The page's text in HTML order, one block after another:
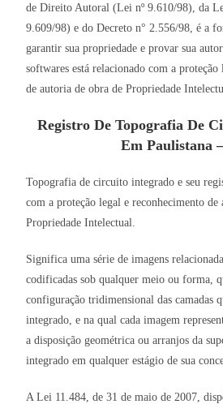
de Direito Autoral (Lei nº 9.610/98), da
9.609/98) e do Decreto n° 2.556/98, é a
garantir sua propriedade e provar sua
softwares está relacionado com a
de autoria de obra de Propriedade
Registro De Topografia De
Em Paulistana
Topografia de circuito integrado e seu
com a proteção legal e reconhecimento de
Propriedade Intelectual.
Significa uma série de imagens
codificadas sob qualquer meio ou forma,
configuração tridimensional das camadas
integrado, e na qual cada imagem
a disposição geométrica ou arranjos da
integrado em qualquer estágio de sua
A Lei 11.484, de 31 de maio de 2007,